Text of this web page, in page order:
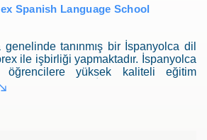
Spanish Language School
tanınmış bir İspanyolca dil
ile işbirliği yapmaktadır. İspanyolca
öğrencilere yüksek kaliteli eğitim
Don Quijote, İspanya ve Latin